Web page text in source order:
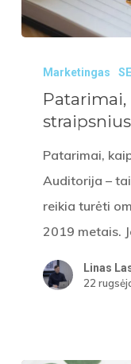
kaip
rašyti
SEO
straipsnius
Marketingas
Patarimai,
straipsnius
Patarimai,
Auditorija –
reikia turėti
2019 metais.
Linas
22